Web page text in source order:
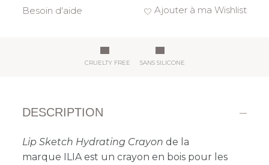
Ajouter à ma Wishlist
Besoin d'aide
CRUELTY FREE SANS SILICONE
DESCRIPTION
Lip Sketch Hydrating Crayon de la
marque ILIA est un crayon en bois pour les